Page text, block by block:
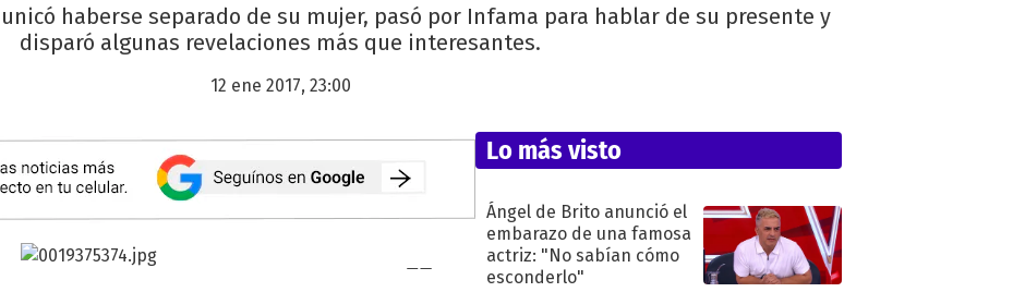
haberse separado de su mujer, pasó por Infama para hablar de su presente y
disparó algunas revelaciones más que interesantes.
12 ene 2017, 23:00
Lo más visto
Ángel de Brito anunció el
embarazo de una famosa
actriz: "No sabían cómo
esconderlo"